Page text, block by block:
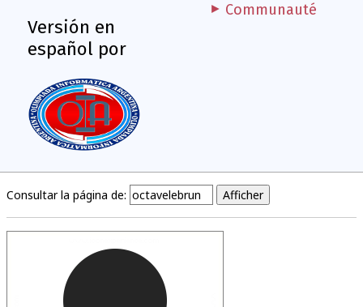
Versión en
español por
Communauté
Consultar la página de: